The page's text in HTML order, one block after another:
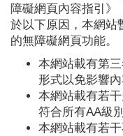
障礙網頁內容指引》
於以下原因，本網站
的無障礙網頁功能。
本網站載有第
形式以免影響內
本網站載有若
符合所有AA級
本網站載有若